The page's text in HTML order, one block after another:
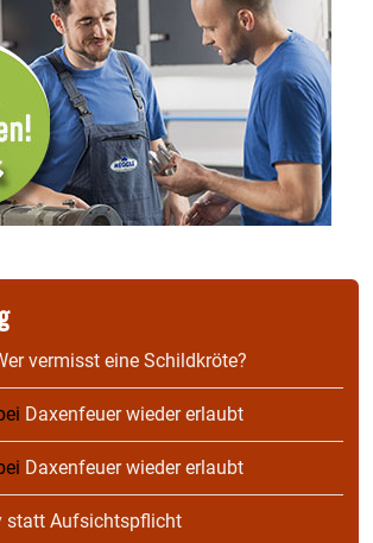
vermisst eine Schildkröte?
Daxenfeuer wieder erlaubt
Daxenfeuer wieder erlaubt
statt Aufsichtspflicht